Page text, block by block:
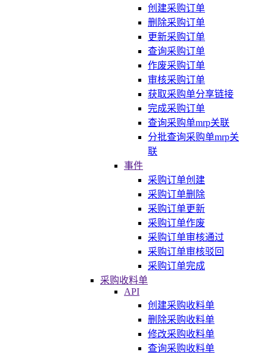
创建采购订单
删除采购订单
更新采购订单
查询采购订单
作废采购订单
审核采购订单
获取采购单分享链接
完成采购订单
查询采购单mrp关联
分批查询采购单mrp关
联
事件
采购订单创建
采购订单删除
采购订单更新
采购订单作废
采购订单审核通过
采购订单审核驳回
采购订单完成
采购收料单
API
创建采购收料单
删除采购收料单
修改采购收料单
查询采购收料单